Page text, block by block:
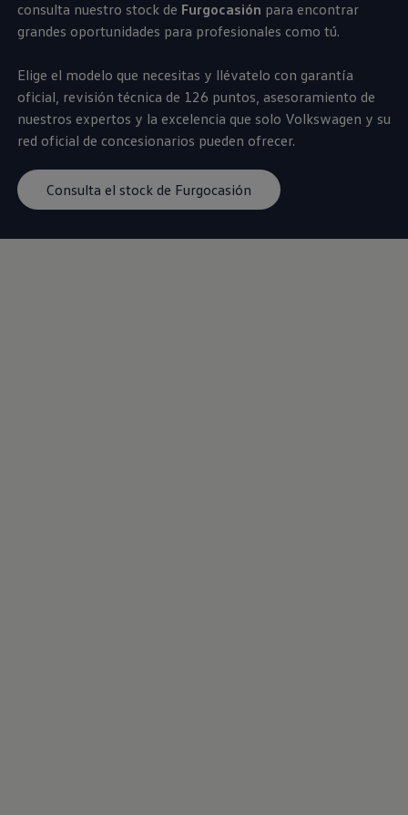
Servicio técnico para eléctricos
Asistencia y garantía
Asistencia en carretera
Ventajas para profesionales
Vehículo de sustitución
Recogida y entrega del vehículo
ServicePlus
Volkswagen Long Drive
Servicio técnico para eléctricos
Comunicados
Información sobre EA189
Retirada por seguridad de airbags Takata
consulta nuestro stock de Furgocasión para encontrar
grandes oportunidades para profesionales como tú.
Elige el modelo que necesitas y llévatelo con garantía
oficial, revisión técnica de 126 puntos, asesoramiento de
nuestros expertos y la excelencia que solo Volkswagen y su
red oficial de concesionarios pueden ofrecer.
Consulta el stock de Furgocasión